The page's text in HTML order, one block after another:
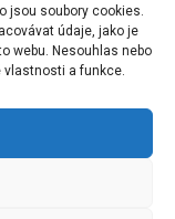
jsou soubory cookies.
údaje, jako je
webu. Nesouhlas nebo
vlastnosti a funkce.